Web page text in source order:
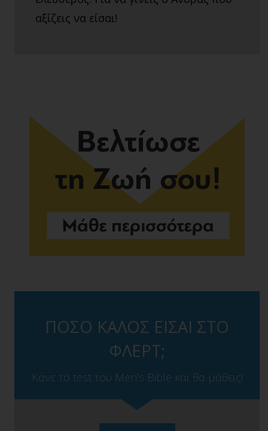
αξίζεις να είσαι!
ΠΟΣΟ ΚΑΛΟΣ ΕΙΣΑΙ ΣΤΟ
ΦΛΕΡΤ;
Κάνε το test του Men's Bible και θα μάθεις!